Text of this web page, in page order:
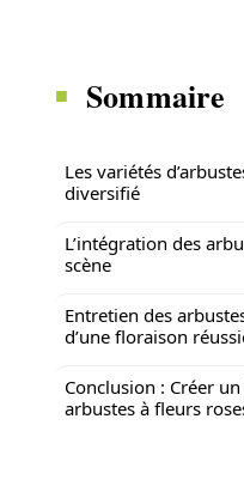
Sommaire
Les variétés
diversifié
L’intégration des
scène
Entretien des
d’une floraison
Conclusion : Créer
arbustes à fleurs